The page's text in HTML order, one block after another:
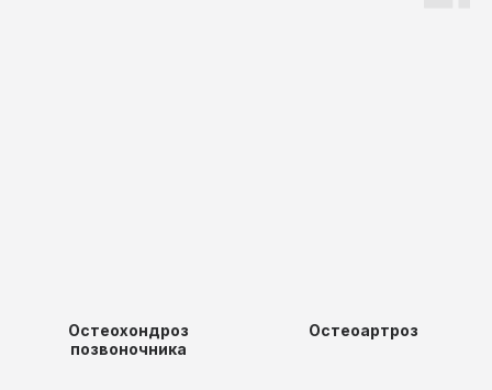
Остеохондроз
позвоночника
Остеоартроз